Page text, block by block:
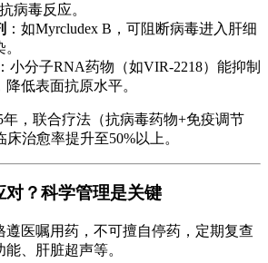
病毒反应。
：如Myrcludex B，可阻断病毒进入肝细
：小分子RNA药物（如VIR-2218）能抑制
低表面抗原水平。
年，联合疗法（抗病毒药物+免疫调节
治愈率提升至50%以上。
对？科学管理是关键
遵医嘱用药，不可擅自停药，定期复查
、肝脏超声等。